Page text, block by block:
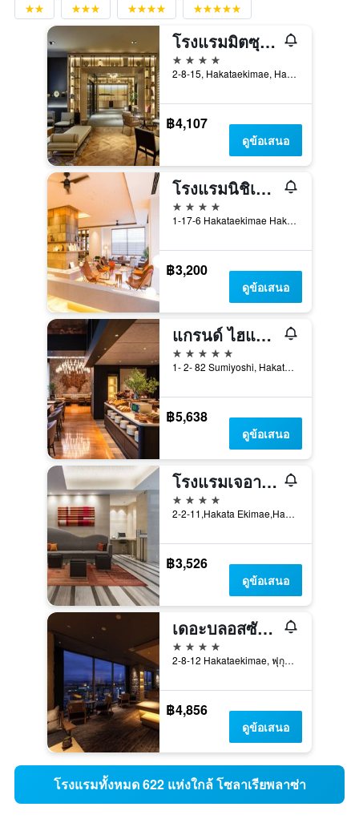
โรงแรมมิตซุยการ์เด้น ฟูกูโอกะ กิอง
4 ดาว
2-8-15, Hakataekimae, Hakata-ku, ฟุกุโอกะ, ญี่ปุ่น
฿4,107
ดูข้อเสนอ
โรงแรมนิชิเทตสึ ครูม ฮากาตะ
4 ดาว
1-17-6 Hakataekimae Hakata-ku, ฟุกุโอกะ, ญี่ปุ่น
฿3,200
ดูข้อเสนอ
แกรนด์ ไฮแอท ฟุกุโอกะ
5 ดาว
1- 2- 82 Sumiyoshi, Hakata- Ku, ฟุกุโอกะ, ญี่ปุ่น
฿5,638
ดูข้อเสนอ
โรงแรมเจอาร์ คิวชู บลอสซัม ฮากาตะ เซ็นทรัล
4 ดาว
2-2-11,Hakata Ekimae,Hakata, ฟุกุโอกะ, ญี่ปุ่น
฿3,526
ดูข้อเสนอ
เดอะบลอสซัม ฮากาตะ พรีเมียร์
4 ดาว
2-8-12 Hakataekimae, ฟุกุโอกะ, ญี่ปุ่น
฿4,856
ดูข้อเสนอ
โรงแรมทั้งหมด 622 แห่งใกล้ โซลาเรียพลาซ่า